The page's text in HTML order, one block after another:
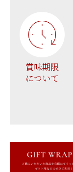
賞味期限
について